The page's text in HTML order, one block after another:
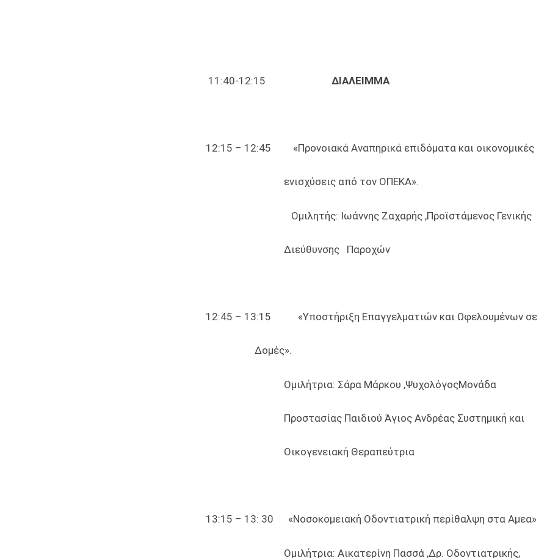
11:40-12:15 ΔΙΑΛΕΙΜΜΑ
12:15 – 12:45 «Προνοιακά Αναπηρικά επιδόματα και οικονομικές
ενισχύσεις από τον ΟΠΕΚΑ».
Ομιλητής: Ιωάννης Ζαχαρής ,Προϊστάμενος Γενικής
Διεύθυνσης Παροχών
12:45 – 13:15 «Υποστήριξη Επαγγελματιών και
Δομές».
Ομιλήτρια: Σάρα Μάρκου ,ΨυχολόγοςΜονάδα
Προστασίας Παιδιού Άγιος Ανδρέας Συστημική και
Οικογενειακή Θεραπεύτρια
13:15 – 13: 30 «Νοσοκομειακή Οδοντιατρική περίθαλψη στα Αμεα»
Ομιλήτρια: Αικατερίνη Πασσά ,Δρ. Οδοντιατρικής,